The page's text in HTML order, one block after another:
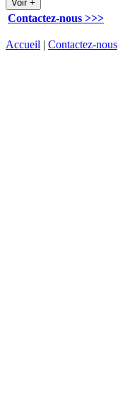
Contactez-nous >>>
Accueil | Contactez-nous